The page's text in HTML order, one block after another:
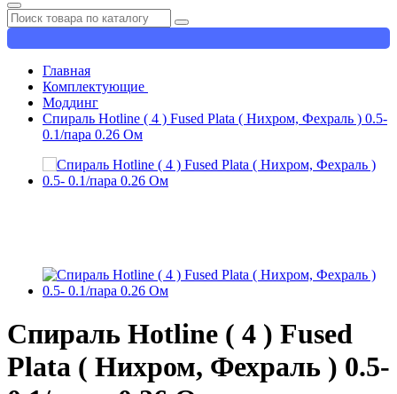
Главная
Комплектующие
Моддинг
Спираль Hotline ( 4 ) Fused Plata ( Нихром, Фехраль ) 0.5-
0.1/пара 0.26 Ом
Спираль Hotline ( 4 ) Fused
Plata ( Нихром, Фехраль ) 0.5-